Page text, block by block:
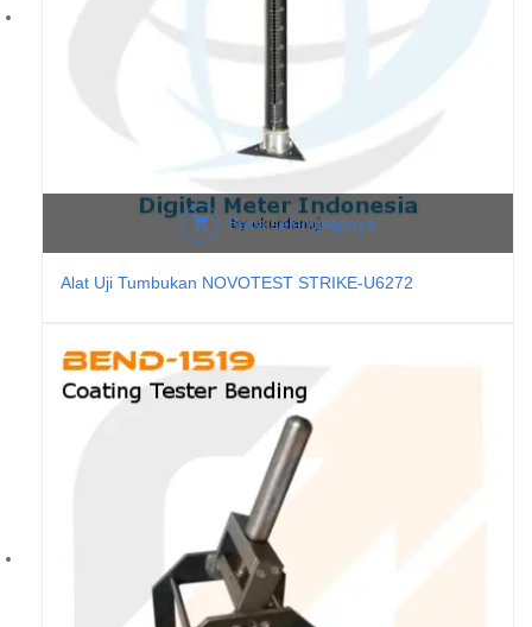
Baca selengkapnya
Alat Uji Tumbukan NOVOTEST STRIKE-U6272